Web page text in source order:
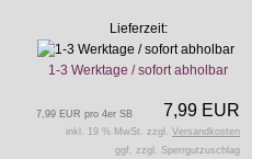
Lieferzeit:
1-3 Werktage / sofort abholbar
7,99 EUR
7,99 EUR pro 4er SB
inkl. 19 % MwSt. zzgl. Versandkosten
ggf. zzgl. Sperrgutzuschlag